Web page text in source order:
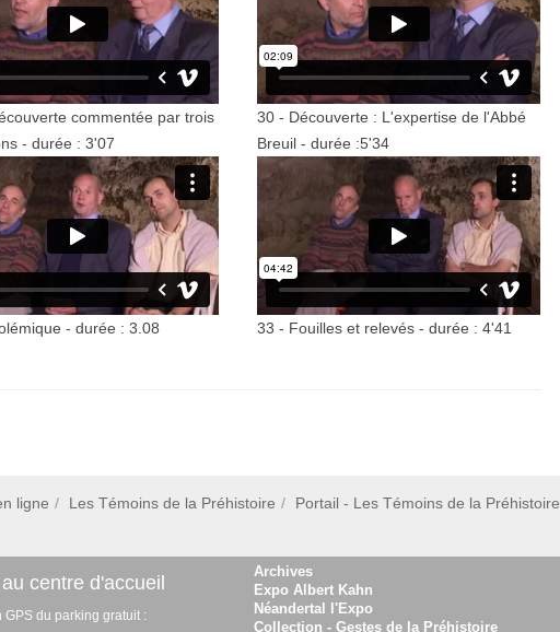
commentée par trois
- durée : 3'07
30 - Découverte : L'expertise de l'Abbé
Breuil - durée :5'34
- durée : 3.08 33 - Fouilles et relevés - durée : 4'41
ligne Les Témoins de la Préhistoire Portail - Les Témoins de la Préhistoire
centre d'accueil
GPS du parking gratuit :
Archives
Expo Albert Kahn
Néandertal l'Expo
Collection - Gestes de la Préhistoire